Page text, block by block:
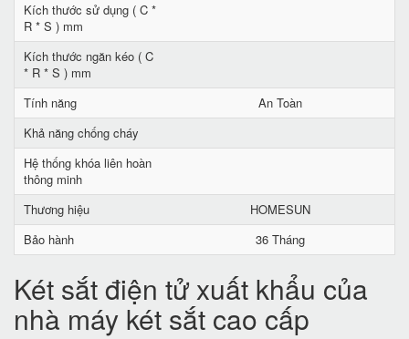
Kích thước sử dụng ( C *
R * S ) mm
Kích thước ngăn kéo ( C
* R * S ) mm
Tính năng
An Toàn
Khả năng chống cháy
Hệ thống khóa liên hoàn
thông minh
Thương hiệu
HOMESUN
Bảo hành
36 Tháng
Két sắt điện tử xuất khẩu của
nhà máy két sắt cao cấp